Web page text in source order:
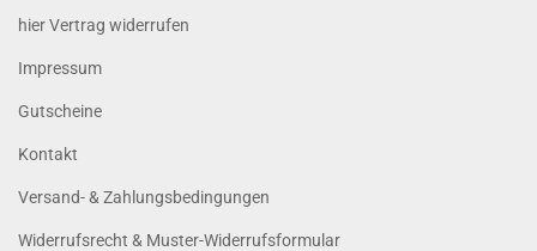
hier Vertrag widerrufen
Impressum
Gutscheine
Kontakt
Versand- & Zahlungsbedingungen
Widerrufsrecht & Muster-Widerrufsformular